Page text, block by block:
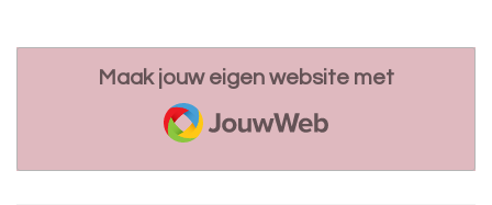
Maak jouw eigen website met
JouwWeb